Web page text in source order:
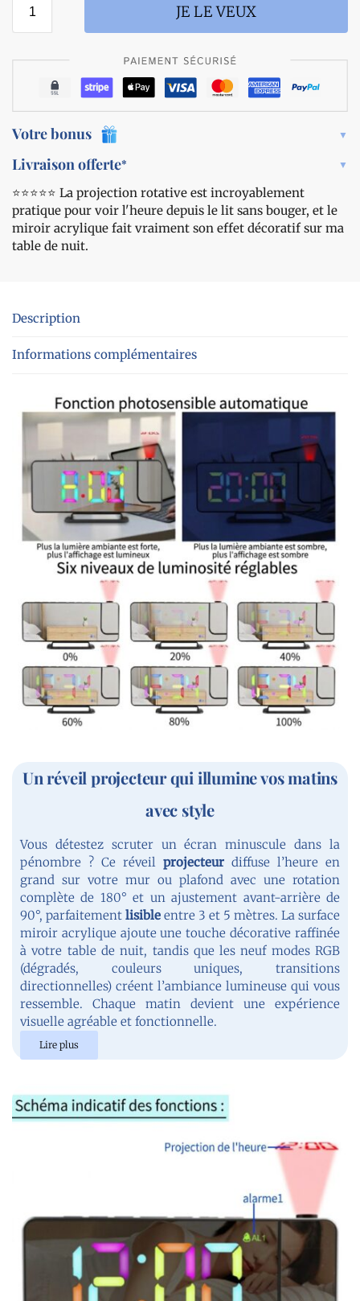
JE LE VEUX
Votre bonus
Livraison offerte*
⭐️⭐️⭐️⭐️⭐️ La projection rotative est incroyablement
pratique pour voir l'heure depuis le lit sans bouger, et le
miroir acrylique fait vraiment son effet décoratif sur ma
table de nuit.
Description
Informations complémentaires
Un réveil projecteur qui illumine vos matins
avec style
Vous détestez scruter un écran minuscule dans la
pénombre ? Ce réveil projecteur diffuse l’heure en
grand sur votre mur ou plafond avec une rotation
complète de 180° et un ajustement avant-arrière de
90°, parfaitement lisible entre 3 et 5 mètres. La surface
miroir acrylique ajoute une touche décorative raffinée
à votre table de nuit, tandis que les neuf modes RGB
(dégradés, couleurs uniques, transitions
directionnelles) créent l’ambiance lumineuse qui vous
ressemble. Chaque matin devient une expérience
visuelle agréable et fonctionnelle.
Lire plus